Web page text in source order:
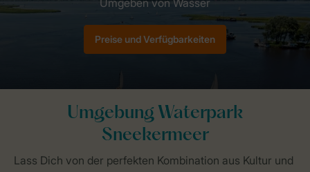
Preise und Verfügbarkeiten
Umgebung Waterpark
Sneekermeer
Lass Dich von der perfekten Kombination aus Kultur und